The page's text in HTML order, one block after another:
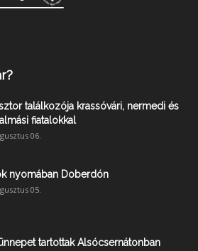
találkozója krassóvári, nermedi és
fiatalokkal
06.
nyomában Doberdón
05.
tartottak Alsócsernátonban